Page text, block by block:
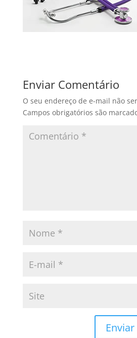
Enviar Comentário
O seu endereço de e-mail não
Campos obrigatórios são